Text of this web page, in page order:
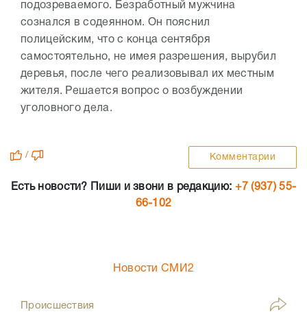
подозреваемого. Безработный мужчина
сознался в содеянном. Он пояснил
полицейским, что с конца сентября
самостоятельно, не имея разрешения, вырубил
деревья, после чего реализовывал их местным
жителя. Решается вопрос о возбуждении
уголовного дела.
/ Комментарии
Есть новости? Пиши и звони в редакцию: +7 (937) 55-
66-102
Новости СМИ2
Происшествия